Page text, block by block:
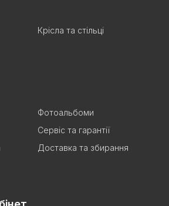
Крісла та стільці
Фотоальбоми
Сервіс та гарантії
Доставка та збирання